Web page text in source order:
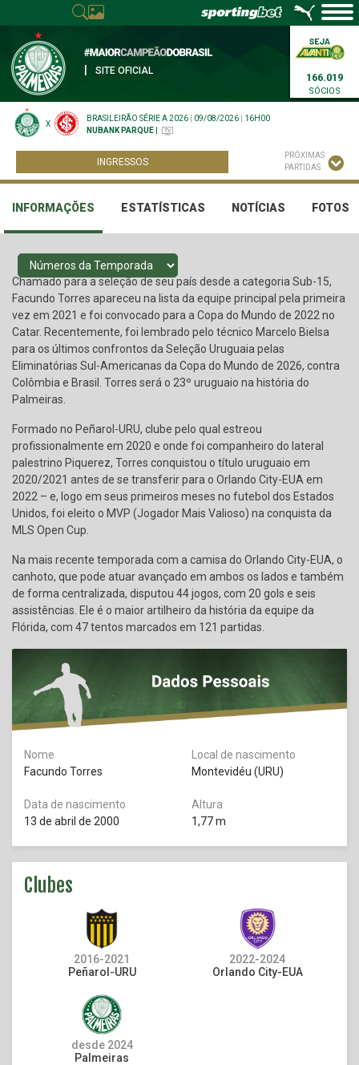
SITE OFICIAL
166.019
SÓCIOS
X
BRASILEIRÃO SÉRIE A 2026 09/08/2026
16H00
NUBANK PARQUE
INGRESSOS
PRÓXIMAS
PARTIDAS
INFORMAÇÕES ESTATÍSTICAS NOTÍCIAS FOTOS
Chamado para a seleção de seu país desde a categoria Sub-15,
Facundo Torres apareceu na lista da equipe principal pela primeira
vez em 2021 e foi convocado para a Copa do Mundo de 2022 no
Catar. Recentemente, foi lembrado pelo técnico Marcelo Bielsa
para os últimos confrontos da Seleção Uruguaia pelas
Eliminatórias Sul-Americanas da Copa do Mundo de 2026, contra
Colômbia e Brasil. Torres será o 23º uruguaio na história do
Palmeiras.
Formado no Peñarol-URU, clube pelo qual estreou
profissionalmente em 2020 e onde foi companheiro do lateral
palestrino Piquerez, Torres conquistou o título uruguaio em
2020/2021 antes de se transferir para o Orlando City-EUA em
2022 – e, logo em seus primeiros meses no futebol dos Estados
Unidos, foi eleito o MVP (Jogador Mais Valioso) na conquista da
MLS Open Cup.
Na mais recente temporada com a camisa do Orlando City-EUA, o
canhoto, que pode atuar avançado em ambos os lados e também
de forma centralizada, disputou 44 jogos, com 20 gols e seis
assistências. Ele é o maior artilheiro da história da equipe da
Flórida, com 47 tentos marcados em 121 partidas.
Nome
Facundo Torres
Data de nascimento
13 de abril de 2000
Local de nascimento
Montevidéu (URU)
Altura
1,77 m
Clubes
2016-2021
Peñarol-URU
2022-2024
Orlando City-EUA
desde 2024
Palmeiras